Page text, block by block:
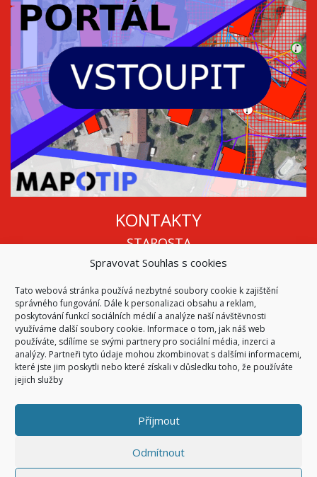
Spravovat Souhlas s cookies
Tato webová stránka používá nezbytné soubory cookie k zajištění
správného fungování. Dále k personalizaci obsahu a reklam,
poskytování funkcí sociálních médií a analýze naší návštěvnosti
využíváme další soubory cookie. Informace o tom, jak náš web
používáte, sdílíme se svými partnery pro sociální média, inzerci a
analýzy. Partneři tyto údaje mohou zkombinovat s dalšími informacemi,
které jste jim poskytli nebo které získali v důsledku toho, že používáte
jejich služby
Příjmout
Odmítnout
KONTAKTY
STAROSTA
Mgr. Roman Vala
info@oukojetice.cz
ÚŘEDNÍ HODINY
Po, St: 15:30 - 16:30
Všechny kontakty | Kde nás najdete
© 2026Obec Kojetice na Moravě
Všechna práva vyhrazena